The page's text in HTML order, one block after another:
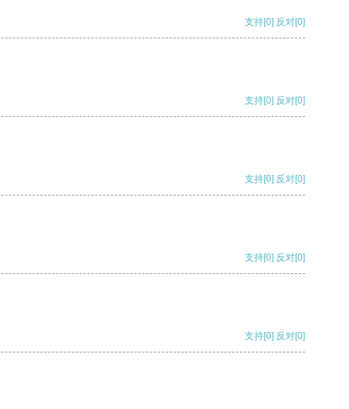
支持[0] 反对[0]
支持[0] 反对[0]
支持[0] 反对[0]
支持[0] 反对[0]
支持[0] 反对[0]